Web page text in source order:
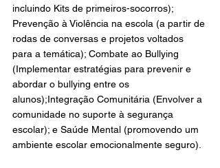
incluindo Kits de primeiros-socorros);
Prevenção à Violência na escola (a partir de
rodas de conversas e projetos voltados
para a temática); Combate ao Bullying
(Implementar estratégias para prevenir e
abordar o bullying entre os
alunos);Integração Comunitária (Envolver a
comunidade no suporte à segurança
escolar); e Saúde Mental (promovendo um
ambiente escolar emocionalmente seguro).